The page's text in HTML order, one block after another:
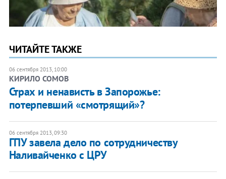
ЧИТАЙТЕ ТАКЖЕ
06 сентября 2013, 10:00
КИРИЛО СОМОВ
Страх и ненависть в Запорожье:
потерпевший «смотрящий»?
06 сентября 2013, 09:30
ГПУ завела дело по сотрудничеству
Наливайченко с ЦРУ